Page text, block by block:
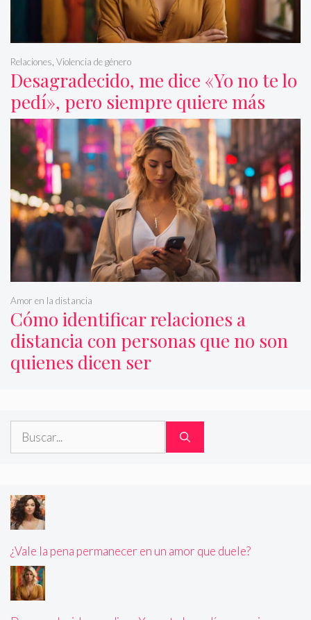
Desagradecido, me dice «Yo no te lo
pedí», pero siempre quiere más
Relaciones, Violencia de género
Cómo identificar relaciones a
distancia con personas que no son
quienes dicen ser
Amor en la distancia
Buscar:
¿Vale la pena permanecer en un amor que duele?